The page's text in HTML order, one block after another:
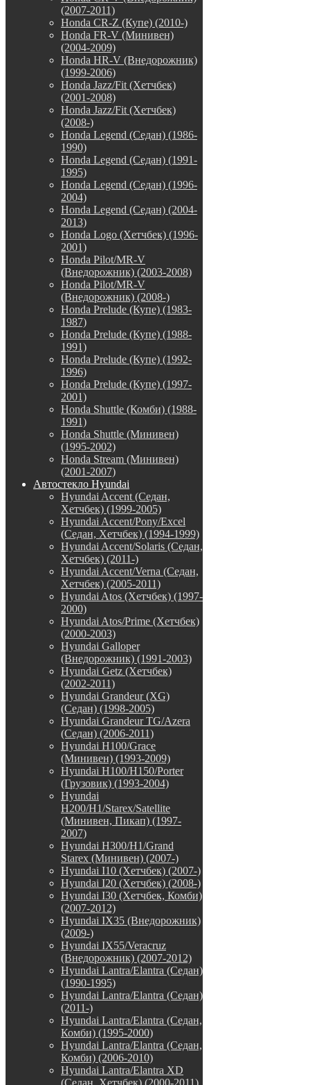
(2007-2011)
Honda CR-Z (Купе) (2010-)
Honda FR-V (Минивен)
(2004-2009)
Honda HR-V (Внедорожник)
(1999-2006)
Honda Jazz/Fit (Хетчбек)
(2001-2008)
Honda Jazz/Fit (Хетчбек)
(2008-)
Honda Legend (Седан) (1986-
1990)
Honda Legend (Седан) (1991-
1995)
Honda Legend (Седан) (1996-
2004)
Honda Legend (Седан) (2004-
2013)
Honda Logo (Хетчбек) (1996-
2001)
Honda Pilot/MR-V
(Внедорожник) (2003-2008)
Honda Pilot/MR-V
(Внедорожник) (2008-)
Honda Prelude (Купе) (1983-
1987)
Honda Prelude (Купе) (1988-
1991)
Honda Prelude (Купе) (1992-
1996)
Honda Prelude (Купе) (1997-
2001)
Honda Shuttle (Комби) (1988-
1991)
Honda Shuttle (Минивен)
(1995-2002)
Honda Stream (Минивен)
(2001-2007)
Автостекло Hyundai
Hyundai Accent (Седан,
Хетчбек) (1999-2005)
Hyundai Accent/Pony/Excel
(Седан, Хетчбек) (1994-1999)
Hyundai Accent/Solaris (Седан,
Хетчбек) (2011-)
Hyundai Accent/Verna (Седан,
Хетчбек) (2005-2011)
Hyundai Atos (Хетчбек) (1997-
2000)
Hyundai Atos/Prime (Хетчбек)
(2000-2003)
Hyundai Galloper
(Внедорожник) (1991-2003)
Hyundai Getz (Хетчбек)
(2002-2011)
Hyundai Grandeur (XG)
(Седан) (1998-2005)
Hyundai Grandeur TG/Azera
(Седан) (2006-2011)
Hyundai H100/Grace
(Минивен) (1993-2009)
Hyundai H100/H150/Porter
(Грузовик) (1993-2004)
Hyundai
H200/H1/Starex/Satellite
(Минивен, Пикап) (1997-
2007)
Hyundai H300/H1/Grand
Starex (Минивен) (2007-)
Hyundai I10 (Хетчбек) (2007-)
Hyundai I20 (Хетчбек) (2008-)
Hyundai I30 (Хетчбек, Комби)
(2007-2012)
Hyundai IX35 (Внедорожник)
(2009-)
Hyundai IX55/Veracruz
(Внедорожник) (2007-2012)
Hyundai Lantra/Elantra (Седан)
(1990-1995)
Hyundai Lantra/Elantra (Седан)
(2011-)
Hyundai Lantra/Elantra (Седан,
Комби) (1995-2000)
Hyundai Lantra/Elantra (Седан,
Комби) (2006-2010)
Hyundai Lantra/Elantra XD
(Седан, Хетчбек) (2000-2011)